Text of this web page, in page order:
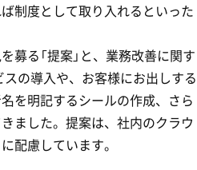
制度として取り入れるといった
る「提案」と、業務改善に関す
の導入や、お客様にお出しする
を明記するシールの作成、さら
ました。提案は、社内のクラウ
配慮しています。